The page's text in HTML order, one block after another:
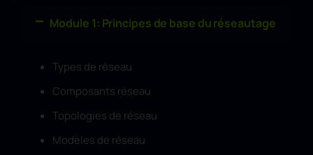
Module 1: Principes de base du réseautage
Types de réseau
Composants réseau
Topologies de réseau
Modèles de réseau